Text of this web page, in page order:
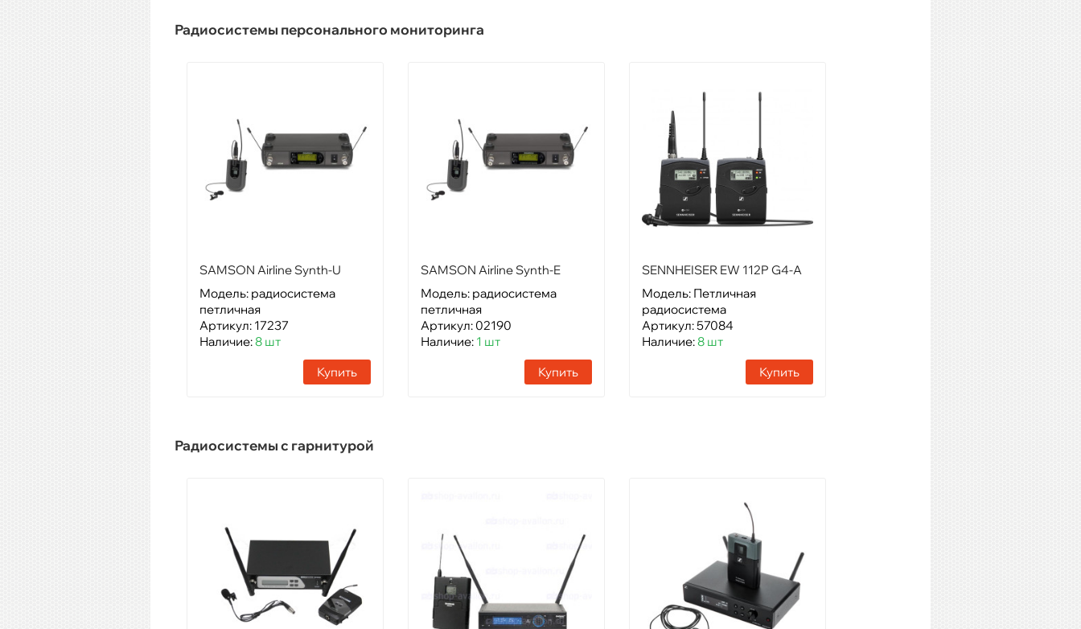
Радиосистемы персонального мониторинга
SAMSON Airline Synth-U
Модель: радиосистема
петличная
Артикул: 17237
Наличие:8 шт
Купить
SAMSON Airline Synth-E
Модель: радиосистема
петличная
Артикул: 02190
Наличие: 1 шт
Купить
SENNHEISER EW 112P G4-A
Модель: Петличная
радиосистема
Артикул: 57084
Наличие:8 шт
Купить
Радиосистемы с гарнитурой